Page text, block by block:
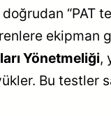
doğrudan “PAT
ekipman
Yönetmeliği,
Bu testler